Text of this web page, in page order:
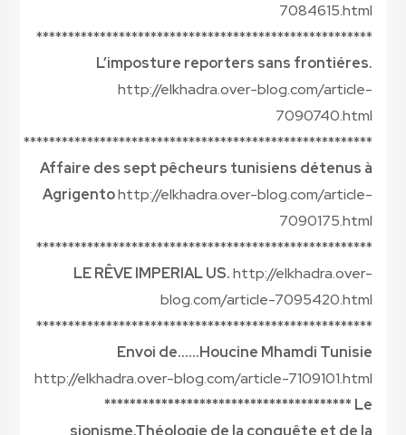
7084615.html
*****************************************************
L’imposture reporters sans frontiéres.
http://elkhadra.over-blog.com/article-
7090740.html
*******************************************************
Affaire des sept pêcheurs tunisiens détenus à
Agrigentohttp://elkhadra.over-blog.com/article-
7090175.html
*****************************************************
LE RÊVE IMPERIAL US.http://elkhadra.over-
blog.com/article-7095420.html
*****************************************************
Envoi de……Houcine Mhamdi Tunisie
http://elkhadra.over-blog.com/article-7109101.html
*************************************** Le